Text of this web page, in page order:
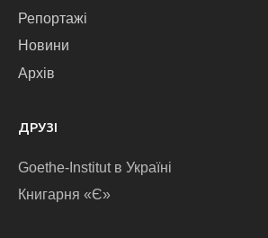
Репортажі
Новини
Архів
ДРУЗІ
Goethe-Institut в Україні
Книгарня «Є»